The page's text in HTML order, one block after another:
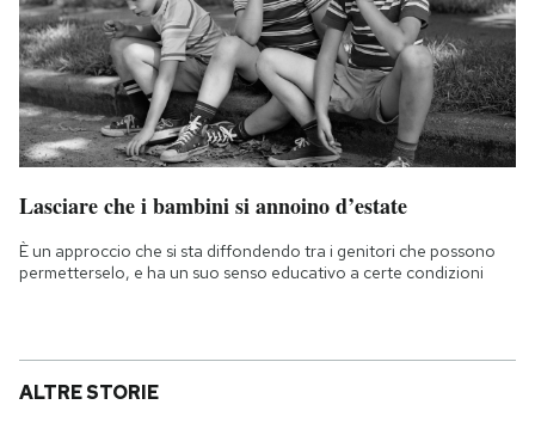
Lasciare che i bambini si annoino d’estate
È un approccio che si sta diffondendo tra i genitori che possono
permetterselo, e ha un suo senso educativo a certe condizioni
ALTRE STORIE